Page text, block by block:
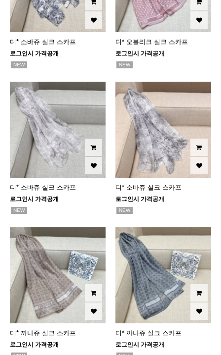
디* 소바쥬 실크 스카프
로그인시 가격공개
NEW
디* 오블리크 실크 스카프
로그인시 가격공개
NEW
디* 소바쥬 실크 스카프
로그인시 가격공개
NEW
디* 소바쥬 실크 스카프
로그인시 가격공개
NEW
디* 까나쥬 실크 스카프
로그인시 가격공개
디* 까나쥬 실크 스카프
로그인시 가격공개